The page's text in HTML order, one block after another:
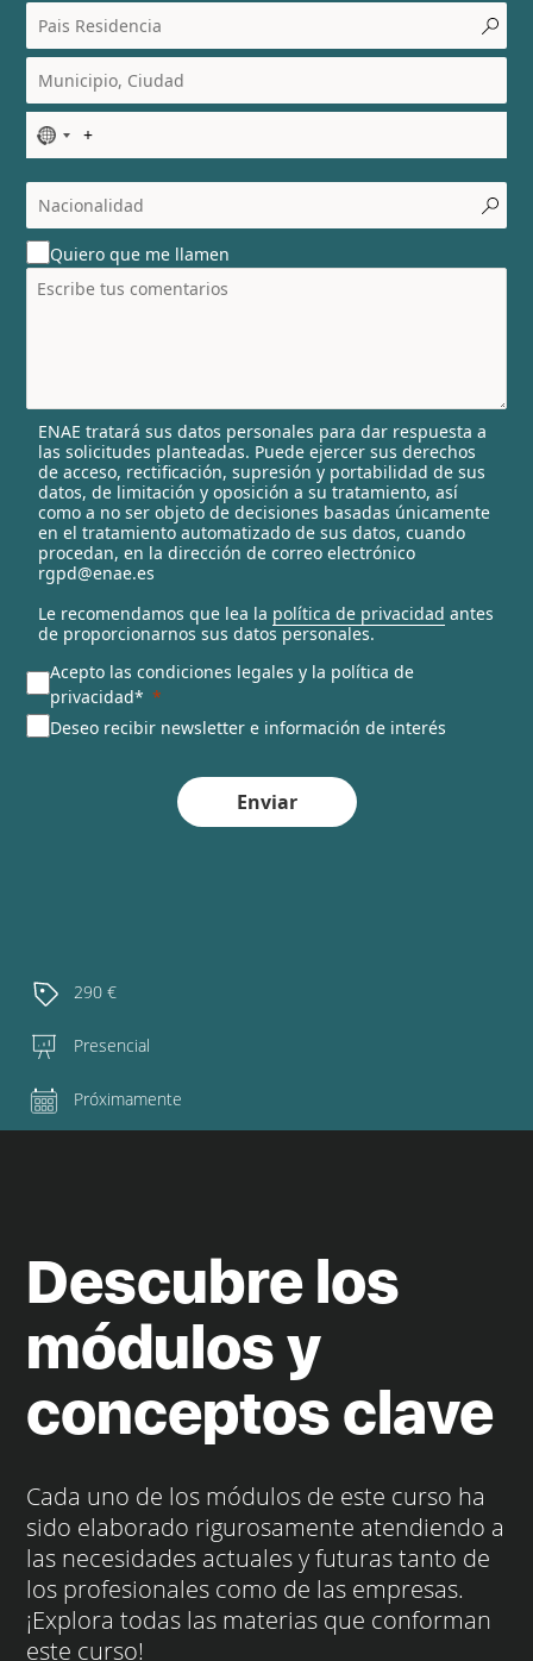
N
o
c
o
u
n
t
l
e
c
t
e
d
Quiero que me llamen
ENAE tratará sus datos personales para dar respuesta a
las solicitudes planteadas. Puede ejercer sus derechos
de acceso, rectificación, supresión y portabilidad de sus
datos, de limitación y oposición a su tratamiento, así
como a no ser objeto de decisiones basadas únicamente
en el tratamiento automatizado de sus datos, cuando
procedan, en la dirección de correo electrónico
rgpd@enae.es
Le recomendamos que lea la política de privacidad antes
de proporcionarnos sus datos personales.
Acepto las condiciones legales y la política de
privacidad*
Deseo recibir newsletter e información de interés
Enviar
290 €
Presencial
Próximamente
Descubre los
módulos y
conceptos clave
Cada uno de los módulos de este curso ha
sido elaborado rigurosamente atendiendo a
las necesidades actuales y futuras tanto de
los profesionales como de las empresas.
¡Explora todas las materias que conforman
este curso!